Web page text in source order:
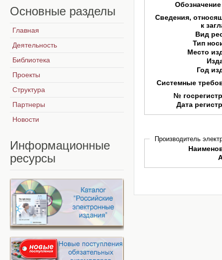
Сведения,
к
Вид
Тип
Место
Год
Системные
№
Дата
Производитель
Основные разделы
Главная
Деятельность
Библиотека
Проекты
Структура
Партнеры
Новости
Информационные
ресурсы